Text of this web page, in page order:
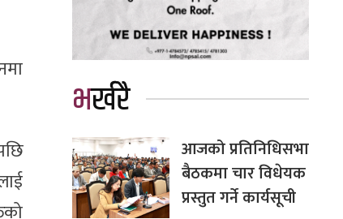
भर्खरै
आजको प्रतिनिधिसभा
बैठकमा चार विधेयक
प्रस्तुत गर्ने कार्यसूची